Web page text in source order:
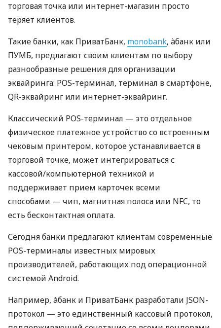
торговая точка или интернет-магазин просто
теряет клиентов.
Такие банки, как ПриватБанк, monobank, àбанк или
ПУМБ, предлагают своим клиентам по выбору
разнообразные решения для организации
эквайринга: POS-терминал, терминал в смартфоне,
QR-эквайринг или интернет-эквайринг.
Классический POS-терминал — это отдельное
физическое платежное устройство со встроенным
чековым принтером, которое устанавливается в
торговой точке, может интегрироваться с
кассовой/компьютерной техникой и
поддерживает прием карточек всеми
способами — чип, магнитная полоса или NFC, то
есть бесконтактная оплата.
Сегодня банки предлагают клиентам современные
POS-терминалы известных мировых
производителей, работающих под операционной
системой Android.
Например, àбанк и ПриватБанк разработали JSON-
протокол — это единственный кассовый протокол,